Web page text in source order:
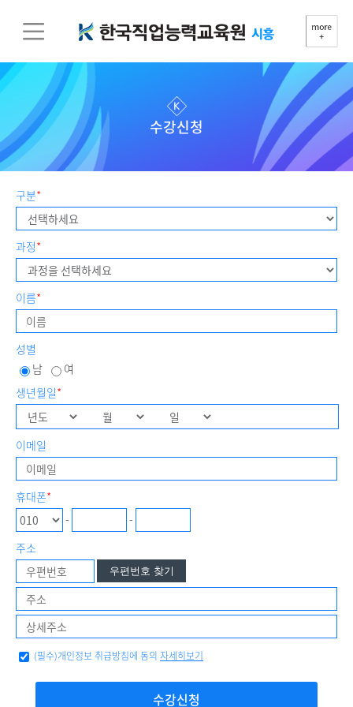
수강신청
구분*
과정*
이름*
성별
남
여
생년월일*
이메일
휴대폰*
-
-
주소
우편번호 찾기
(필수)개인정보 취급방침에 동의 자세히보기
수강신청